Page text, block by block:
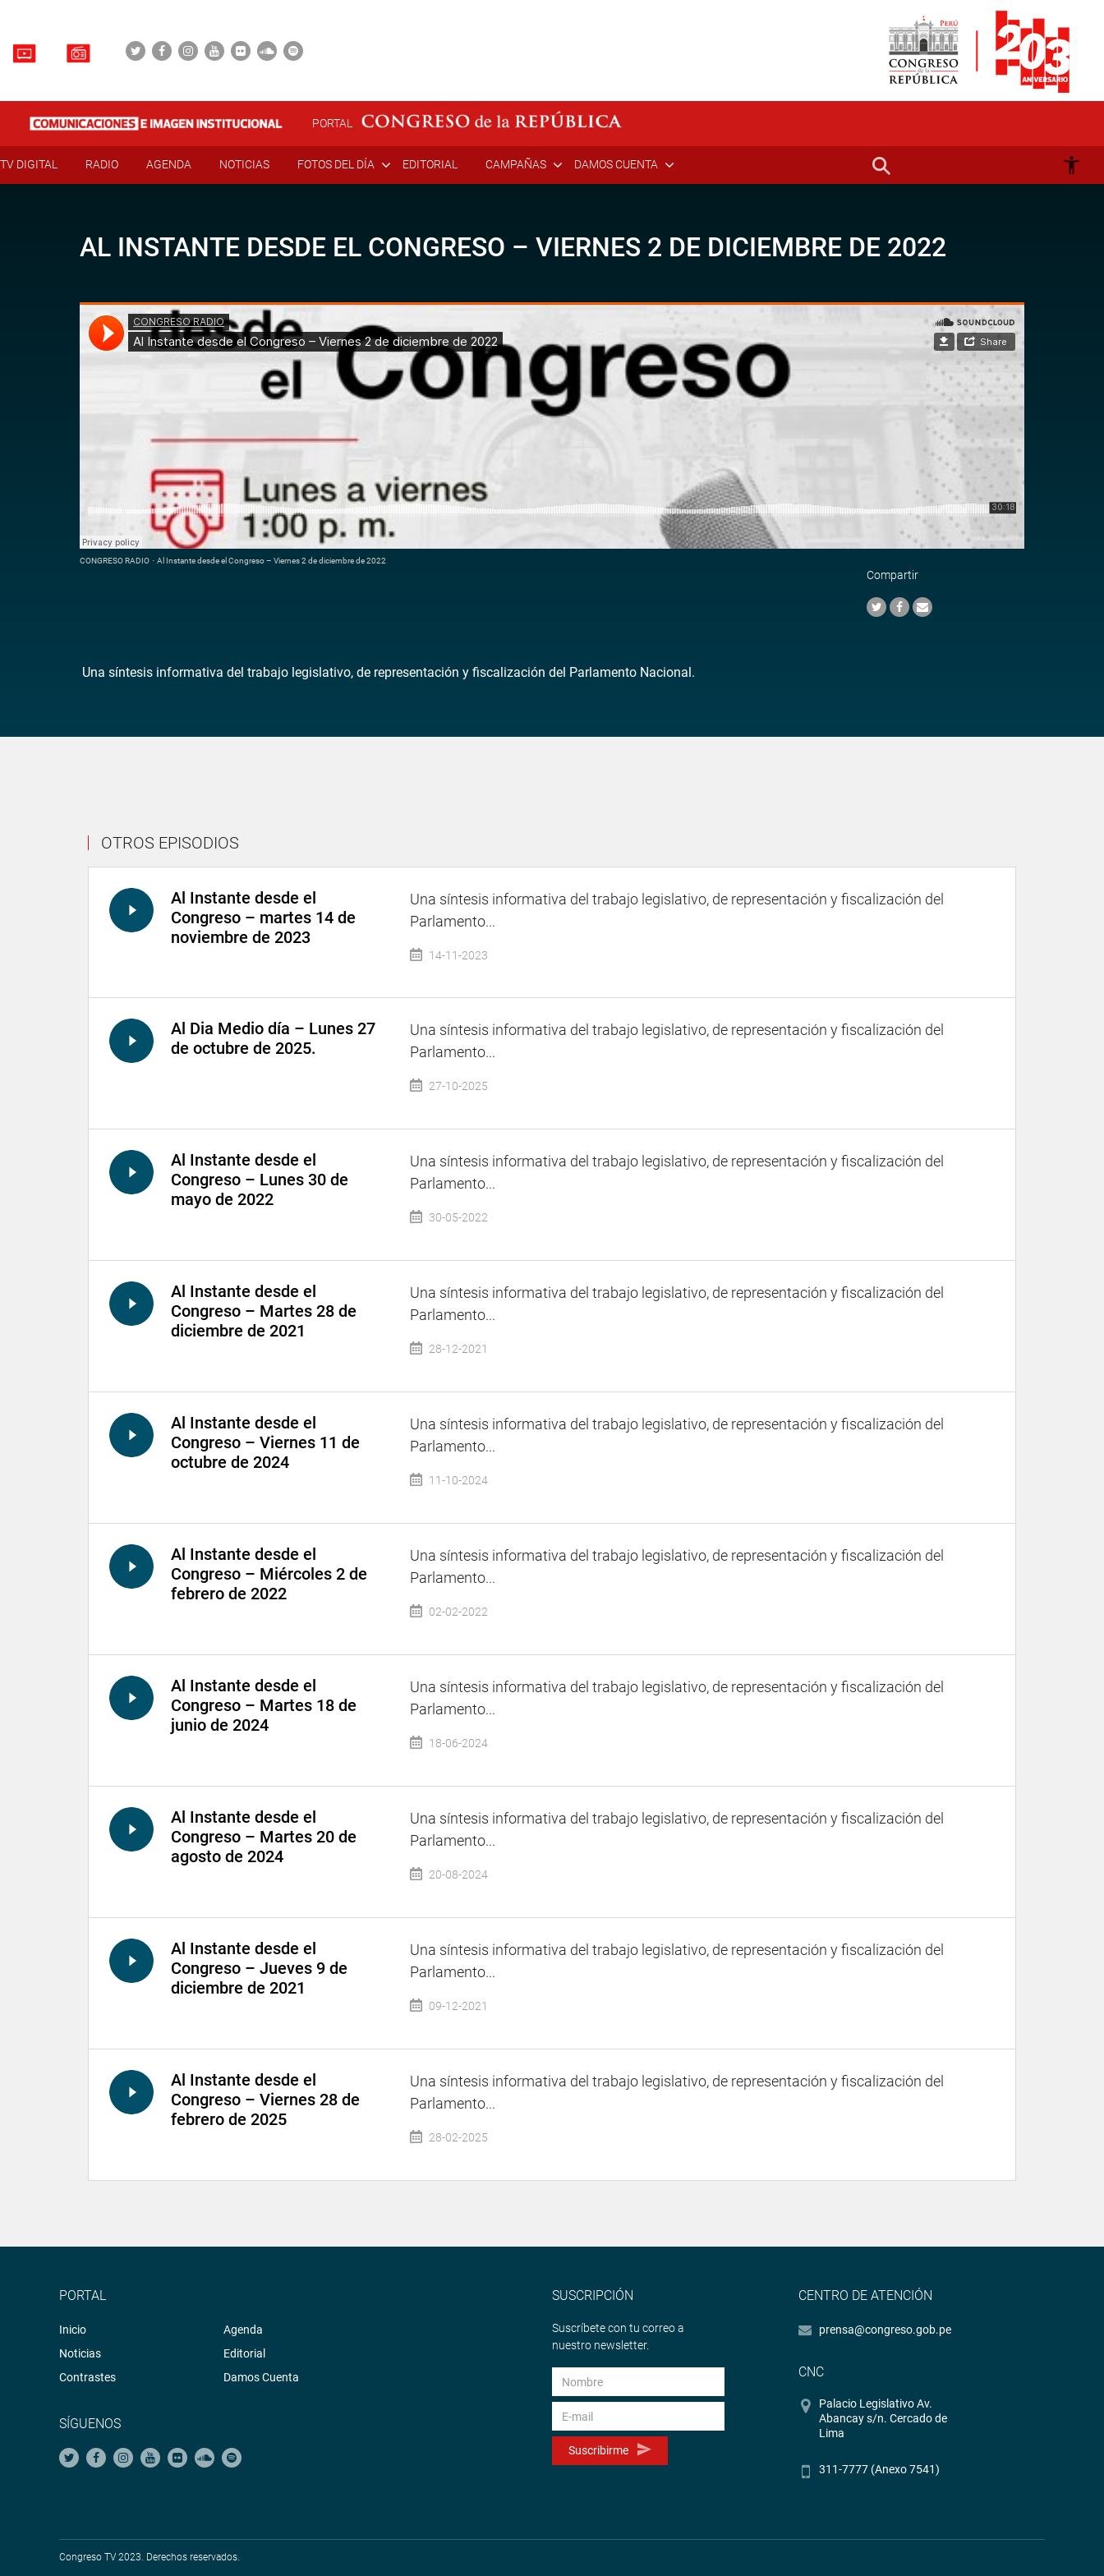
PORTAL
TV DIGITAL RADIO AGENDA NOTICIAS FOTOS DEL DÍA EDITORIAL CAMPAÑAS DAMOS CUENTA
AL INSTANTE DESDE EL CONGRESO – VIERNES 2 DE DICIEMBRE DE 2022
CONGRESO RADIO · Al Instante desde el Congreso – Viernes 2 de diciembre de 2022
Compartir
Una síntesis informativa del trabajo legislativo, de representación y fiscalización del Parlamento Nacional.
OTROS EPISODIOS
Al Instante desde el
Congreso – martes 14 de
noviembre de 2023
Una síntesis informativa del trabajo legislativo, de representación y fiscalización del
Parlamento...
14-11-2023
Al Dia Medio día – Lunes 27
de octubre de 2025.
Una síntesis informativa del trabajo legislativo, de representación y fiscalización del
Parlamento...
27-10-2025
Al Instante desde el
Congreso – Lunes 30 de
mayo de 2022
Una síntesis informativa del trabajo legislativo, de representación y fiscalización del
Parlamento...
30-05-2022
Al Instante desde el
Congreso – Martes 28 de
diciembre de 2021
Una síntesis informativa del trabajo legislativo, de representación y fiscalización del
Parlamento...
28-12-2021
Al Instante desde el
Congreso – Viernes 11 de
octubre de 2024
Una síntesis informativa del trabajo legislativo, de representación y fiscalización del
Parlamento...
11-10-2024
Al Instante desde el
Congreso – Miércoles 2 de
febrero de 2022
Una síntesis informativa del trabajo legislativo, de representación y fiscalización del
Parlamento...
02-02-2022
Al Instante desde el
Congreso – Martes 18 de
junio de 2024
Una síntesis informativa del trabajo legislativo, de representación y fiscalización del
Parlamento...
18-06-2024
Al Instante desde el
Congreso – Martes 20 de
agosto de 2024
Una síntesis informativa del trabajo legislativo, de representación y fiscalización del
Parlamento...
20-08-2024
Al Instante desde el
Congreso – Jueves 9 de
diciembre de 2021
Una síntesis informativa del trabajo legislativo, de representación y fiscalización del
Parlamento...
09-12-2021
Al Instante desde el
Congreso – Viernes 28 de
febrero de 2025
Una síntesis informativa del trabajo legislativo, de representación y fiscalización del
Parlamento...
28-02-2025
PORTAL
Inicio
Noticias
Contrastes
Agenda
Editorial
Damos Cuenta
SÍGUENOS
SUSCRIPCIÓN
Suscríbete con tu correo a
nuestro newsletter.
Suscribirme
CENTRO DE ATENCIÓN
prensa@congreso.gob.pe
CNC
Palacio Legislativo Av.
Abancay s/n. Cercado de
Lima
311-7777 (Anexo 7541)
Congreso TV 2023. Derechos reservados.